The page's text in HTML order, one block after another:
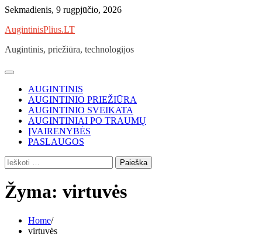
Skip
content
Sekmadienis, 9 rugpjūčio, 2026
AugintinisPlius.LT
Augintinis, priežiūra, technologijos
AUGINTINIS
AUGINTINIO PRIEŽIŪRA
AUGINTINIO SVEIKATA
AUGINTINIAI PO TRAUMŲ
ĮVAIRENYBĖS
PASLAUGOS
Ieškoti:
Žyma: virtuvės
Home
virtuvės